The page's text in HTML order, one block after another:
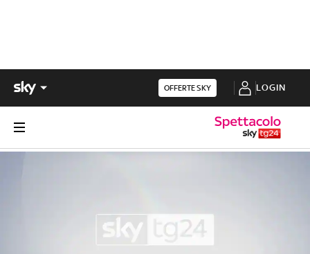
OFFERTE SKY LOGIN